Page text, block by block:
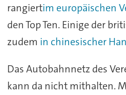
rangiertim europäischen
den Top Ten. Einige der
zudem in chinesischer
Das Autobahnnetz des
kann da nicht mithalten.